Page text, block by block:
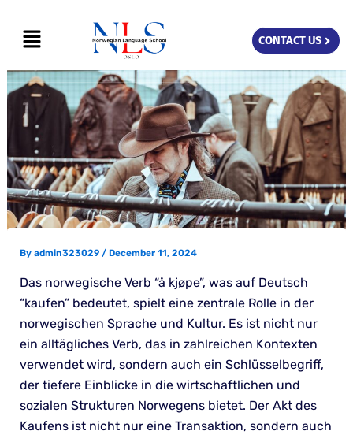
content
Menu CONTACT US
By admin323029 / December 11, 2024
Das norwegische Verb “å kjøpe”, was auf Deutsch
“kaufen” bedeutet, spielt eine zentrale Rolle in der
norwegischen Sprache und Kultur. Es ist nicht nur
ein alltägliches Verb, das in zahlreichen Kontexten
verwendet wird, sondern auch ein Schlüsselbegriff,
der tiefere Einblicke in die wirtschaftlichen und
sozialen Strukturen Norwegens bietet. Der Akt des
Kaufens ist nicht nur eine Transaktion, sondern auch